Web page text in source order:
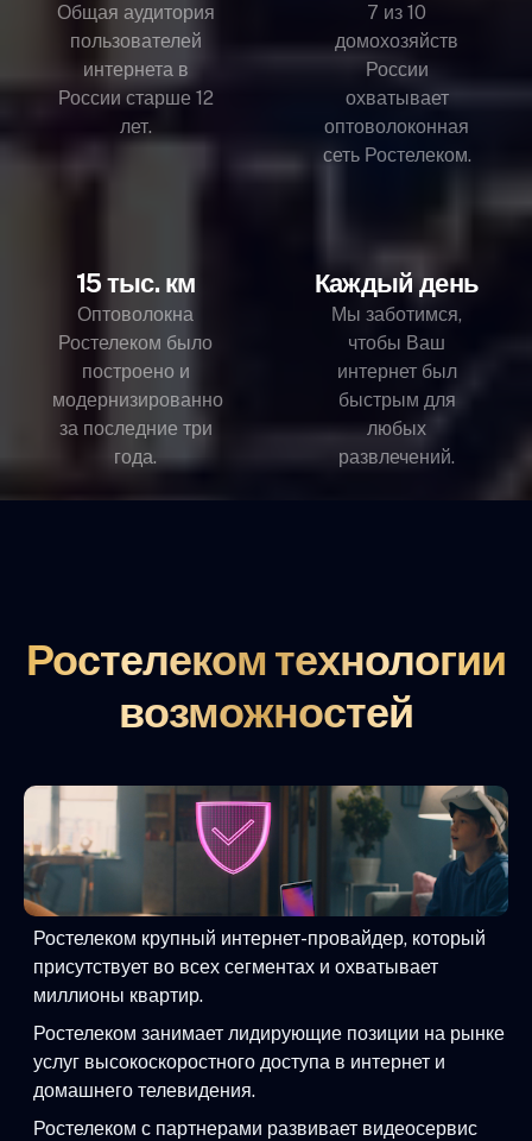
Общая аудитория
пользователей
интернета в
России старше 12
лет.
7 из 10
домохозяйств
России
охватывает
оптоволоконная
сеть Ростелеком.
15 тыс. км
Оптоволокна
Ростелеком было
построено и
модернизированно
за последние три
года.
Каждый день
Мы заботимся,
чтобы Ваш
интернет был
быстрым для
любых
развлечений.
Ростелеком технологии
возможностей
Ростелеком крупный интернет-провайдер, который
присутствует во всех сегментах и охватывает
миллионы квартир.
Ростелеком занимает лидирующие позиции на рынке
услуг высокоскоростного доступа в интернет и
домашнего телевидения.
Ростелеком с партнерами развивает видеосервис